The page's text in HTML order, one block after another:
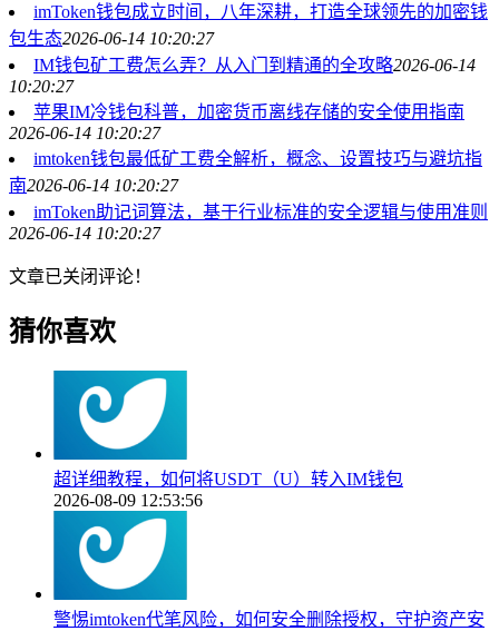
imToken钱包成立时间，八年深耕，打造全球领先的加密钱
包生态2026-06-14 10:20:27
IM钱包矿工费怎么弄？从入门到精通的全攻略2026-06-14
10:20:27
苹果IM冷钱包科普，加密货币离线存储的安全使用指南
2026-06-14 10:20:27
imtoken钱包最低矿工费全解析，概念、设置技巧与避坑指
南2026-06-14 10:20:27
imToken助记词算法，基于行业标准的安全逻辑与使用准则
2026-06-14 10:20:27
文章已关闭评论！
猜你喜欢
超详细教程，如何将USDT（U）转入IM钱包
2026-08-09 12:53:56
警惕imtoken代笔风险，如何安全删除授权，守护资产安